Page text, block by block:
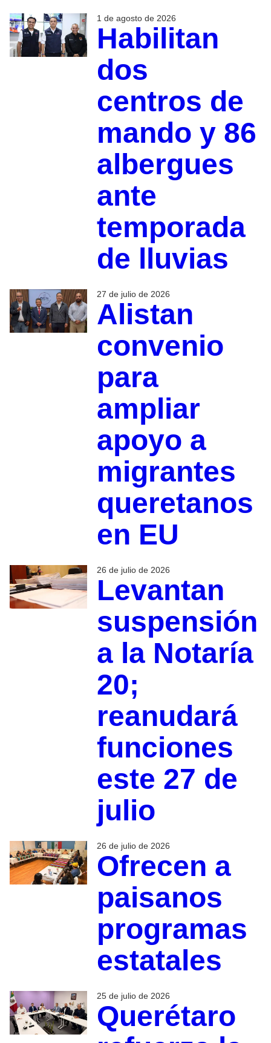
1 de agosto de 2026
Habilitan
dos
centros de
mando y 86
albergues
ante
temporada
de lluvias
27 de julio de 2026
Alistan
convenio
para
ampliar
apoyo a
migrantes
queretanos
en EU
26 de julio de 2026
Levantan
suspensión
a la Notaría
20;
reanudará
funciones
este 27 de
julio
26 de julio de 2026
Ofrecen a
paisanos
programas
estatales
25 de julio de 2026
Querétaro